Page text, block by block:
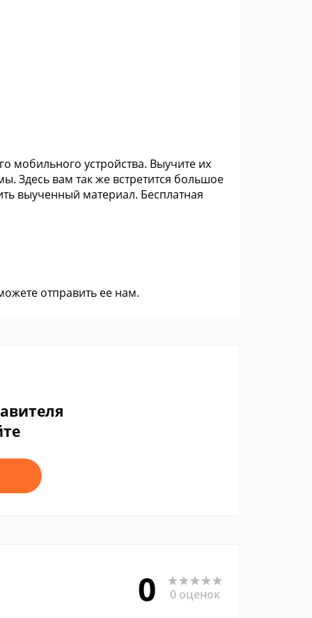
мобильного устройства. Выучите их
Здесь вам так же встретится большое
выученный материал. Бесплатная
отправить ее нам.
0 0 оценок